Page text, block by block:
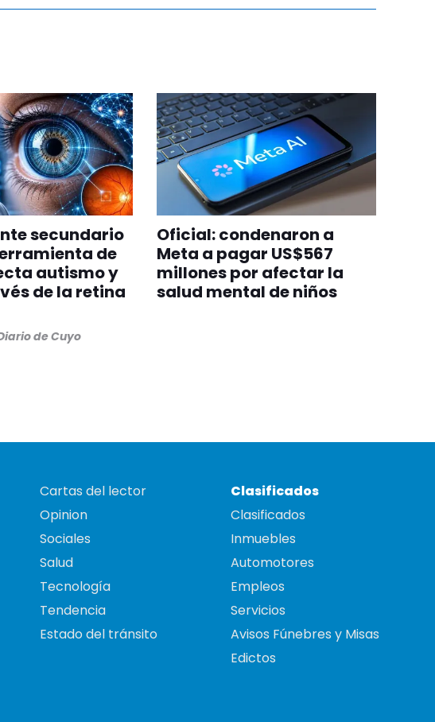
secundario
de
autismo y
de la retina
de Cuyo
Oficial: condenaron a
Meta a pagar US$567
millones por afectar la
salud mental de niños
Cartas del lector
Opinion
Sociales
Salud
Tecnología
Tendencia
Estado del tránsito
Clasificados
Clasificados
Inmuebles
Automotores
Empleos
Servicios
Avisos Fúnebres y Misas
Edictos